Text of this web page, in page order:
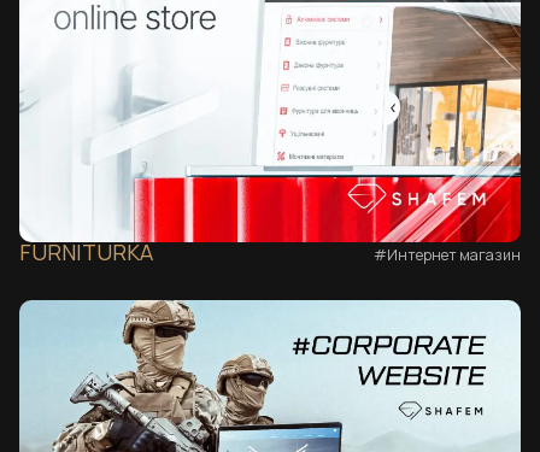
FURNITURKA #Интернет магазин